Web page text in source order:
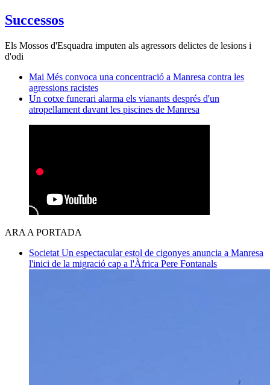
Successos
Els Mossos d'Esquadra imputen als agressors delictes de lesions i
d'odi
Mai Més convoca una concentració a Manresa contra les
agressions racistes
Un cotxe funerari alarma els vianants després d'un
atropellament davant les piscines de Manresa
ARA A PORTADA
Societat Un espectacular estol de cigonyes anuncia a Manresa
l'inici de la migració cap a l'Àfrica Pere Fontanals